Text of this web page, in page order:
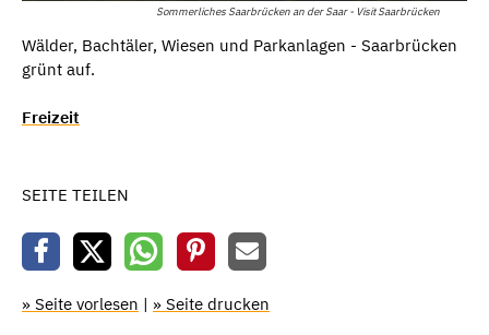
Sommerliches Saarbrücken an der Saar - Visit Saarbrücken
Wälder, Bachtäler, Wiesen und Parkanlagen - Saarbrücken
grünt auf.
Freizeit
SEITE TEILEN
» Seite vorlesen | » Seite drucken